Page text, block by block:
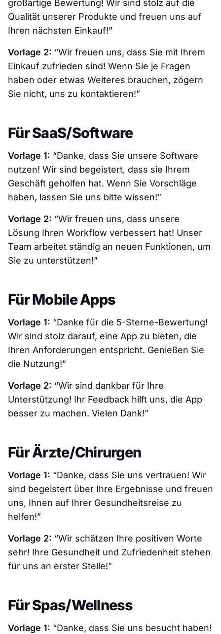
großartige Bewertung! Wir sind stolz auf die
Qualität unserer Produkte und freuen uns auf
Ihren nächsten Einkauf!”
Vorlage 2: “Wir freuen uns, dass Sie mit Ihrem
Einkauf zufrieden sind! Wenn Sie je Fragen
haben oder etwas Weiteres brauchen, zögern
Sie nicht, uns zu kontaktieren!”
Für SaaS/Software
Vorlage 1: “Danke, dass Sie unsere Software
nutzen! Wir sind begeistert, dass sie Ihrem
Geschäft geholfen hat. Wenn Sie Vorschläge
haben, lassen Sie uns bitte wissen!”
Vorlage 2: “Wir freuen uns, dass unsere
Lösung Ihren Workflow verbessert hat! Unser
Team arbeitet ständig an neuen Funktionen, um
Sie zu unterstützen!”
Für Mobile Apps
Vorlage 1: “Danke für die 5-Sterne-Bewertung!
Wir sind stolz darauf, eine App zu bieten, die
Ihren Anforderungen entspricht. Genießen Sie
die Nutzung!”
Vorlage 2: “Wir sind dankbar für Ihre
Unterstützung! Ihr Feedback hilft uns, die App
besser zu machen. Vielen Dank!”
Für Ärzte/Chirurgen
Vorlage 1: “Danke, dass Sie uns vertrauen! Wir
sind begeistert über Ihre Ergebnisse und freuen
uns, Ihnen auf Ihrer Gesundheitsreise zu
helfen!”
Vorlage 2: “Wir schätzen Ihre positiven Worte
sehr! Ihre Gesundheit und Zufriedenheit stehen
für uns an erster Stelle!”
Für Spas/Wellness
Vorlage 1: “Danke, dass Sie uns besucht haben!